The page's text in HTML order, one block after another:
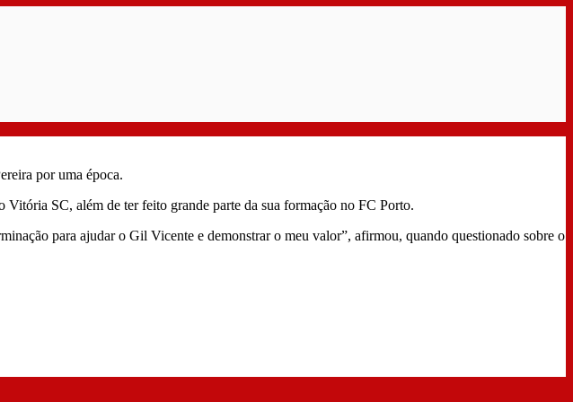
por uma época.
SC, além de ter feito grande parte da sua formação no FC Porto.
para ajudar o Gil Vicente e demonstrar o meu valor”, afirmou, quando questionado sobre o